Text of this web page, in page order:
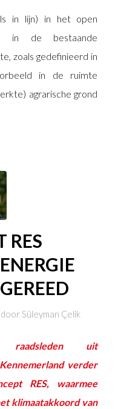
in lijn) in het open
in de bestaande
zoals gedefinieerd in
in de ruimte
agrarische grond
RES
door Süleyman Çelik
uit
verder
RES, waarmee
klimaatakkoord van